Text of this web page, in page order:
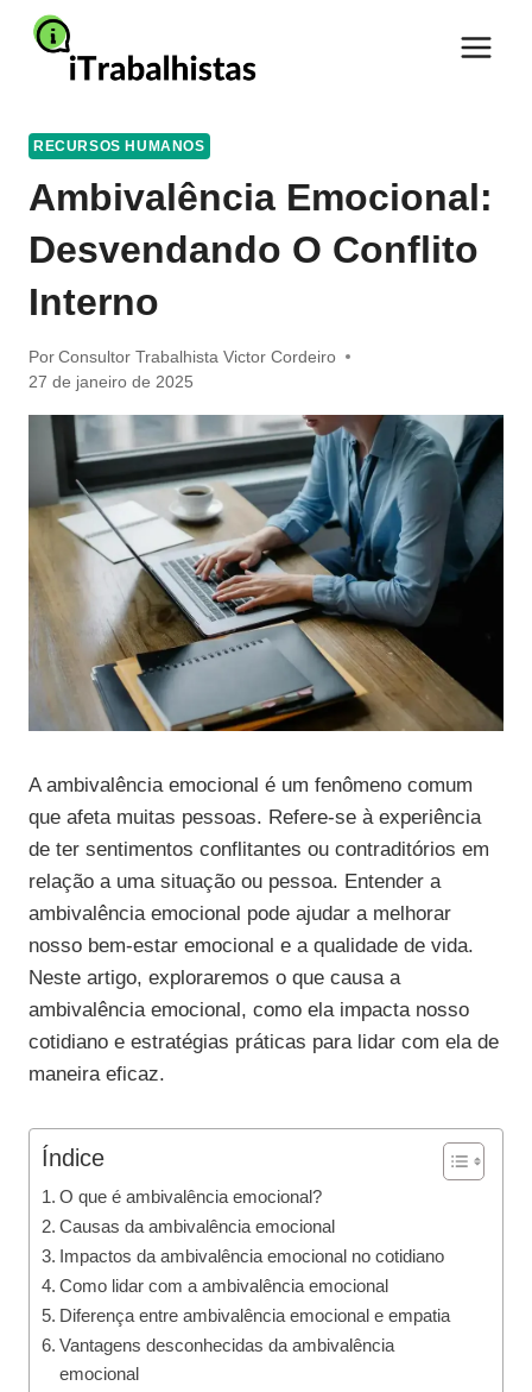
Pular
para
RECURSOS HUMANOS
Ambivalência Emocional:
Desvendando O Conflito
Interno
Por Consultor Trabalhista Victor Cordeiro
27 de janeiro de 2025
A ambivalência emocional é um fenômeno comum
que afeta muitas pessoas. Refere-se à experiência
de ter sentimentos conflitantes ou contraditórios em
relação a uma situação ou pessoa. Entender a
ambivalência emocional pode ajudar a melhorar
nosso bem-estar emocional e a qualidade de vida.
Neste artigo, exploraremos o que causa a
ambivalência emocional, como ela impacta nosso
cotidiano e estratégias práticas para lidar com ela de
maneira eficaz.
Índice
O que é ambivalência emocional?
Causas da ambivalência emocional
Impactos da ambivalência emocional no cotidiano
Como lidar com a ambivalência emocional
Diferença entre ambivalência emocional e empatia
Vantagens desconhecidas da ambivalência
emocional